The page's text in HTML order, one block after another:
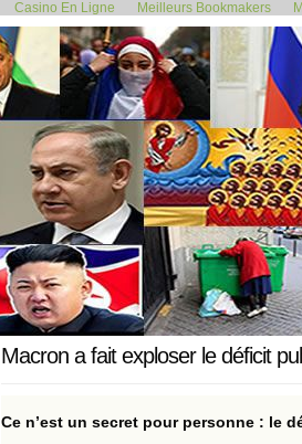
Casino En Ligne Meilleurs Bookmakers
<< ÉCOLOGIE : IL
24 mars 2024
Macron a fait exploser le déficit
Ce n’est un secret pour personne : le